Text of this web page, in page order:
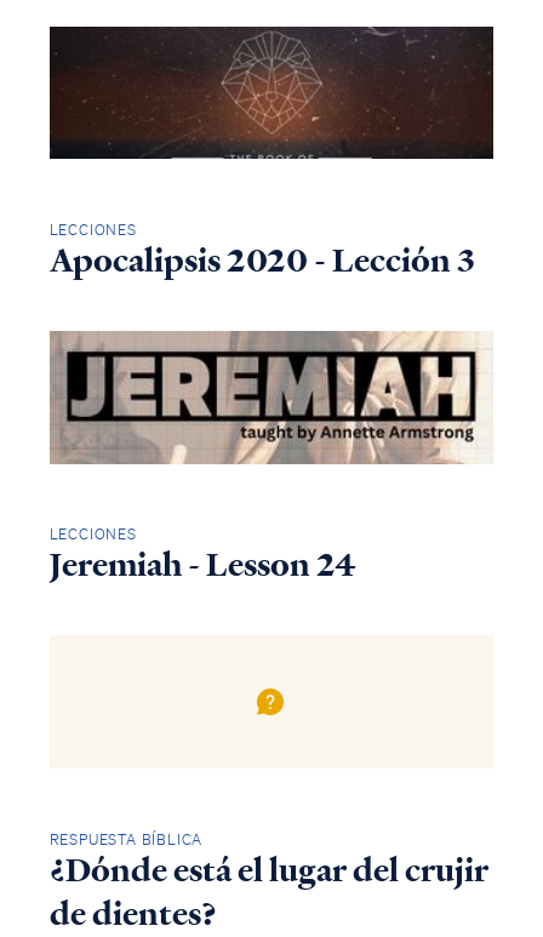
LECCIONES
Apocalipsis 2020 - Lección 3
LECCIONES
Jeremiah - Lesson 24
RESPUESTA BÍBLICA
¿Dónde está el lugar del crujir
de dientes?